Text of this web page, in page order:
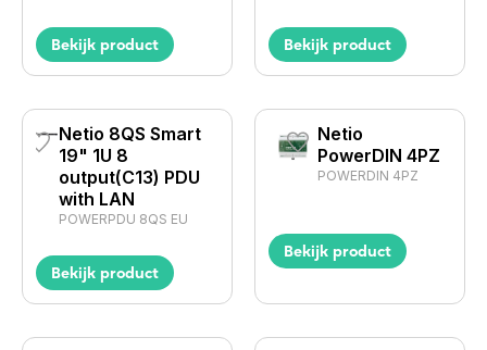
Bekijk product Bekijk product
Netio 8QS Smart
19" 1U 8
output(C13) PDU
with LAN
POWERPDU 8QS EU
Bekijk product
Netio
PowerDIN 4PZ
POWERDIN 4PZ
Bekijk product